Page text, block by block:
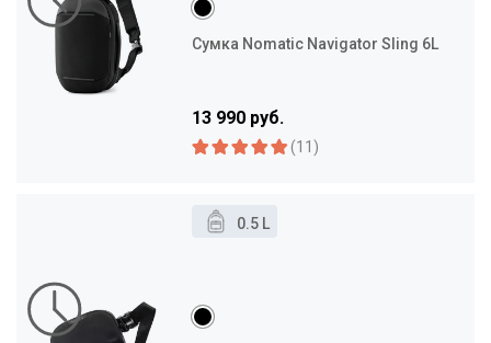
Сумка Nomatic Navigator Sling 6L
13 990 руб.
(11)
0.5 L